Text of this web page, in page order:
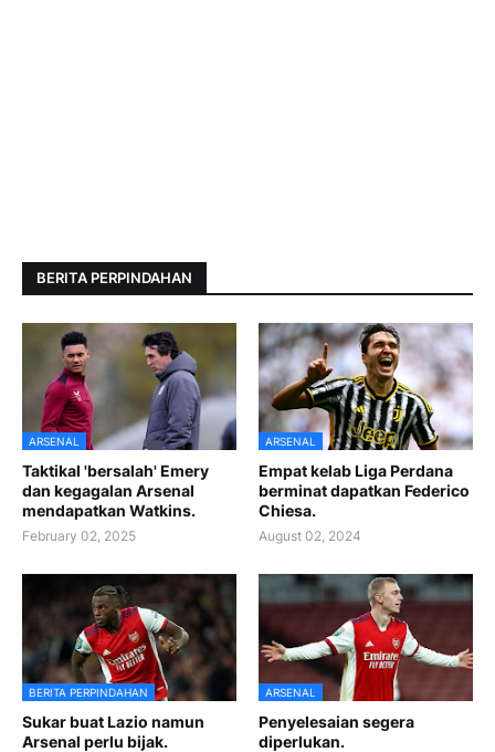
BERITA PERPINDAHAN
ARSENAL
Taktikal 'bersalah' Emery
dan kegagalan Arsenal
mendapatkan Watkins.
February 02, 2025
ARSENAL
Empat kelab Liga Perdana
berminat dapatkan Federico
Chiesa.
August 02, 2024
BERITA PERPINDAHAN
Sukar buat Lazio namun
Arsenal perlu bijak.
ARSENAL
Penyelesaian segera
diperlukan.